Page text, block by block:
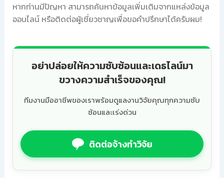
หากท่านมีปัญหา สามารถค้นหาข้อมูลเพิ่มเติมจากแหล่งข้อมูล
ออนไลน์ หรือติดต่อผู้เชี่ยวชาญเพื่อขอคำปรึกษาได้ครับผม!
อย่าปล่อยให้ความซับซ้อนและเดธไลน์มา
ขวางความสำเร็จของคุณ!
ทีมงานมืออาชีพของเราพร้อมดูแลงานวิจัยคุณทุกความซับ
ซ้อนและเร่งด่วน
ติดต่อจ้างทำวิจัย